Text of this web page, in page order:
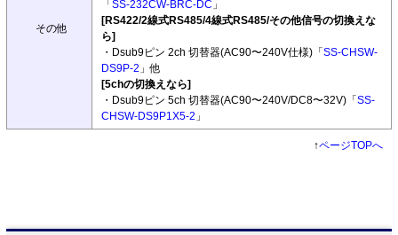
その他
「 SS-232CW-BRC-DC 」
[RS422/2線式RS485/4線式RS485/その他信号の切換えな
ら]
・Dsub9ピン 2ch 切替器(AC90〜240V仕様)「 SS-CHSW-
DS9P-2 」他
[5chの切換えなら]
・Dsub9ピン 5ch 切替器(AC90〜240V/DC8〜32V)「 SS-
CHSW-DS9P1X5-2 」
↑ページTOPへ